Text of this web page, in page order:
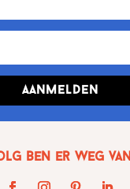
Aanmelden
Ben er weg van